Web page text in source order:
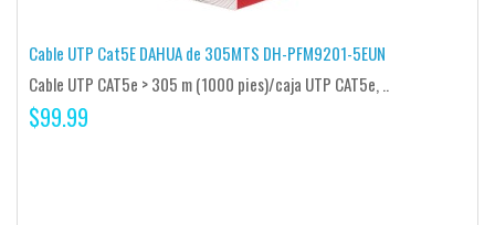
Cable UTP Cat5E DAHUA de 305MTS DH-PFM9201-5EUN
Cable UTP CAT5e > 305 m (1000 pies)/caja UTP CAT5e, ..
$99.99